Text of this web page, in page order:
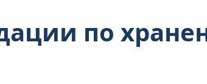
по